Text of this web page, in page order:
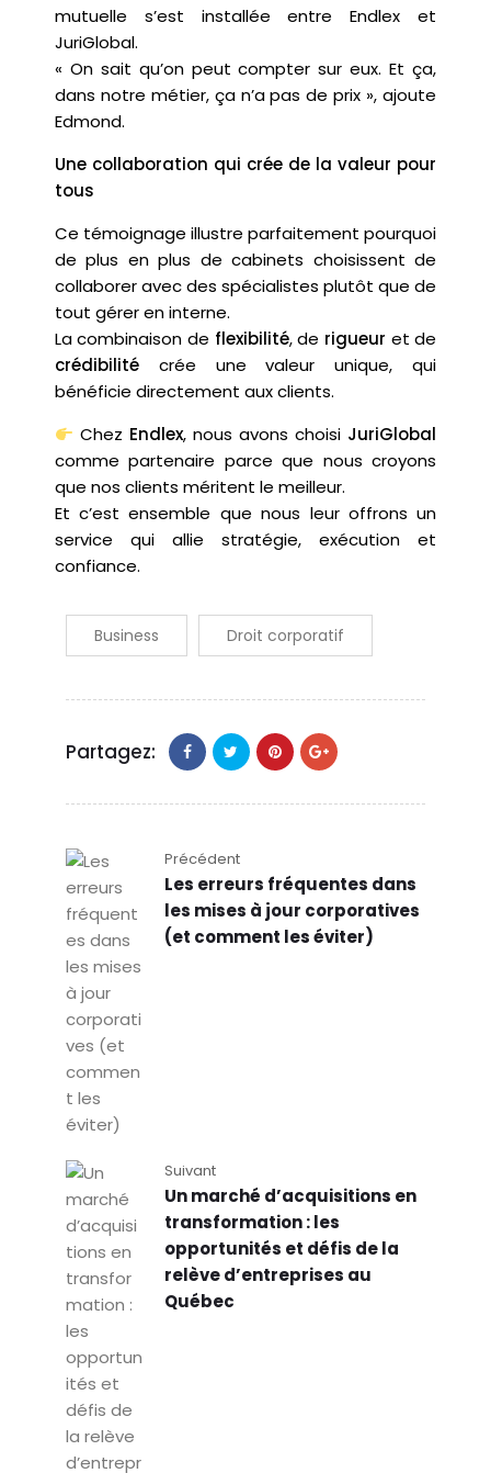
mutuelle s’est installée entre Endlex et
JuriGlobal.
« On sait qu’on peut compter sur eux. Et ça,
dans notre métier, ça n’a pas de prix », ajoute
Edmond.
Une collaboration qui crée de la valeur pour
tous
Ce témoignage illustre parfaitement pourquoi
de plus en plus de cabinets choisissent de
collaborer avec des spécialistes plutôt que de
tout gérer en interne.
La combinaison de flexibilité, de rigueur et de
crédibilitécrée une valeur unique, qui
bénéficie directement aux clients.
Chez Endlex, nous avons choisi JuriGlobal
comme partenaire parce que nous croyons
que nos clients méritent le meilleur.
Et c’est ensemble que nous leur offrons un
service qui allie stratégie, exécution et
confiance.
Business Droit corporatif
Partagez:
Précédent
Les erreurs fréquentes dans
les mises à jour corporatives
(et comment les éviter)
Suivant
Un marché d’acquisitions en
transformation : les
opportunités et défis de la
relève d’entreprises au
Québec